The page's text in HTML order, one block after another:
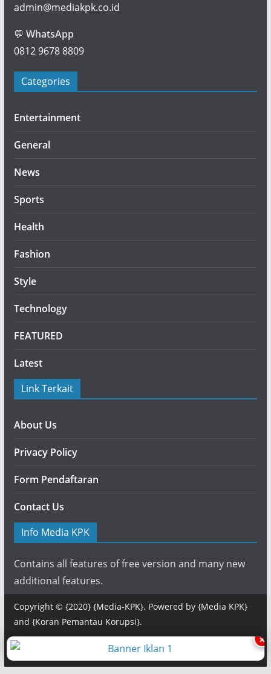
admin@mediakpk.co.id
💬 WhatsApp
0812 9678 8809
Categories
Entertainment
General
News
Sports
Health
Fashion
Style
Technology
FEATURED
Latest
Link Terkait
About Us
Privacy Policy
Form Pendaftaran
Contact Us
Info Media KPK
Contains all features of free version and many new
additional features.
Copyright © {2020} {Media-KPK}. Powered by {Media KPK}
and {Koran Pemantau Korupsi}.
×